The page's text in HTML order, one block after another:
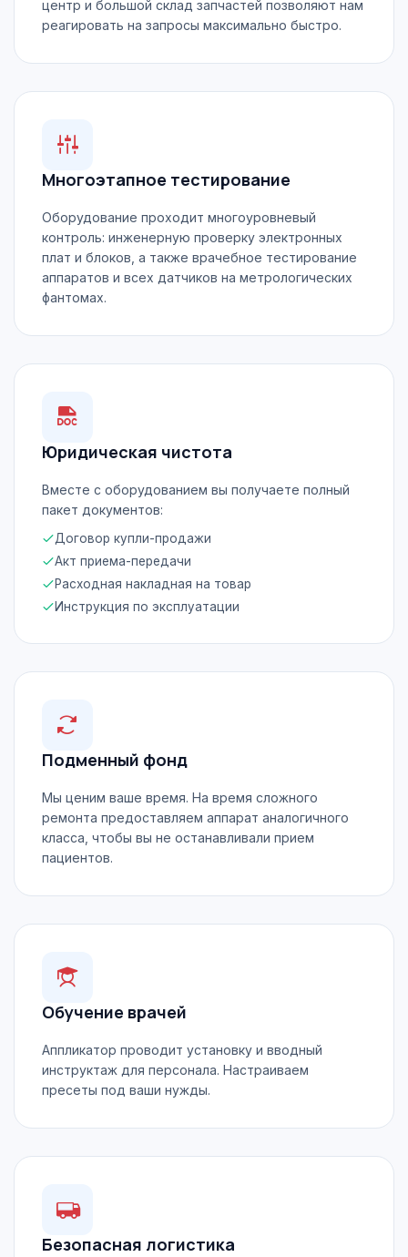
центр и большой склад запчастей позволяют нам
реагировать на запросы максимально быстро.
Многоэтапное тестирование
Оборудование проходит многоуровневый
контроль: инженерную проверку электронных
плат и блоков, а также врачебное тестирование
аппаратов и всех датчиков на метрологических
фантомах.
Юридическая чистота
Вместе с оборудованием вы получаете полный
пакет документов:
Договор купли-продажи
Акт приема-передачи
Расходная накладная на товар
Инструкция по эксплуатации
Подменный фонд
Мы ценим ваше время. На время сложного
ремонта предоставляем аппарат аналогичного
класса, чтобы вы не останавливали прием
пациентов.
Обучение врачей
Аппликатор проводит установку и вводный
инструктаж для персонала. Настраиваем
пресеты под ваши нужды.
Безопасная логистика